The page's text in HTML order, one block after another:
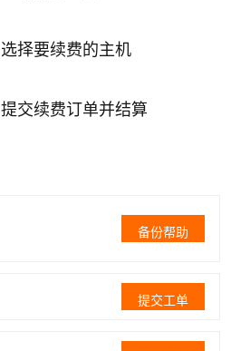
选择要续费的主机
提交续费订单并结算
备份帮助
提交工单